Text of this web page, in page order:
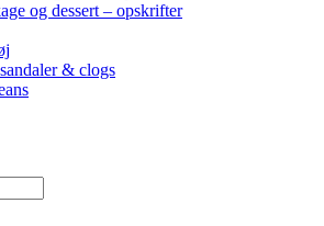
og dessert – opskrifter
& clogs